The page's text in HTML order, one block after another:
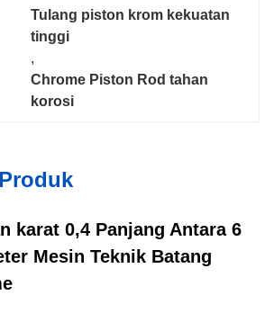
Tulang piston krom kekuatan
tinggi
,
Chrome Piston Rod tahan
korosi
karat 0,4 Panjang Antara 6
Mesin Teknik Batang